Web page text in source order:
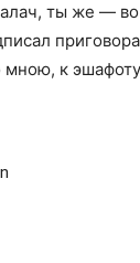
ты же — во
мною, к